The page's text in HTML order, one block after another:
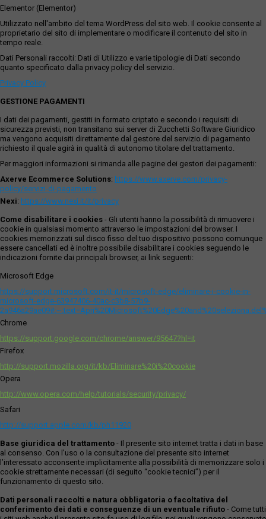
Elementor (Elementor)
Utilizzato nell'ambito del tema WordPress del sito web. Il cookie consente al
proprietario del sito di implementare o modificare il contenuto del sito in
tempo reale.
Dati Personali raccolti: Dati di Utilizzo e varie tipologie di Dati secondo
quanto specificato dalla privacy policy del servizio.
Privacy Policy
GESTIONE PAGAMENTI
I dati dei pagamenti, gestiti in formato criptato e secondo i requisiti di
sicurezza previsti, non transitano sui server di Zucchetti Software Giuridico
ma vengono acquisiti direttamente dal gestore del servizio di pagamento
richiesto il quale agirà in qualità di autonomo titolare del trattamento.
Per maggiori informazioni si rimanda alle pagine dei gestori dei pagamenti:
Axerve Ecommerce Solutions: https://www.axerve.com/privacy-
policy/servizi-di-pagamento
Nexi: https://www.nexi.it/it/privacy
Come disabilitare i cookies - Gli utenti hanno la possibilità di rimuovere i
cookie in qualsiasi momento attraverso le impostazioni del browser. I
cookies memorizzati sul disco fisso del tuo dispositivo possono comunque
essere cancellati ed è inoltre possibile disabilitare i cookies seguendo le
indicazioni fornite dai principali browser, ai link seguenti:
Microsoft Edge
https://support.microsoft.com/it-it/microsoft-edge/eliminare-i-cookie-in-
microsoft-edge-63947406-40ac-c3b8-57b9-
Chrome
https://support.google.com/chrome/answer/95647?hl=it
Firefox
http://support.mozilla.org/it/kb/Eliminare%20i%20cookie
Opera
http://www.opera.com/help/tutorials/security/privacy/
Safari
http://support.apple.com/kb/ph11920
Base giuridica del trattamento - Il presente sito internet tratta i dati in base
al consenso. Con l'uso o la consultazione del presente sito internet
l’interessato acconsente implicitamente alla possibilità di memorizzare solo i
cookie strettamente necessari (di seguito “cookie tecnici”) per il
funzionamento di questo sito.
Dati personali raccolti e natura obbligatoria o facoltativa del
conferimento dei dati e conseguenze di un eventuale rifiuto - Come tutti